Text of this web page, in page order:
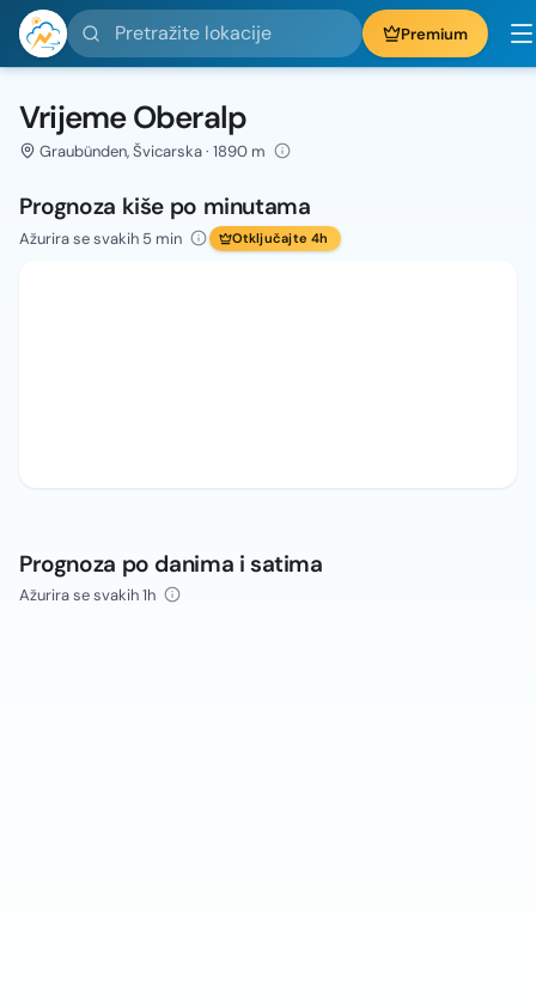
Pretražite lokacije Premium
Vrijeme Oberalp
Graubünden, Švicarska · 1890 m
Prognoza kiše po minutama
Ažurira se svakih 5 min Otključajte 4h
Prognoza po danima i satima
Ažurira se svakih 1h